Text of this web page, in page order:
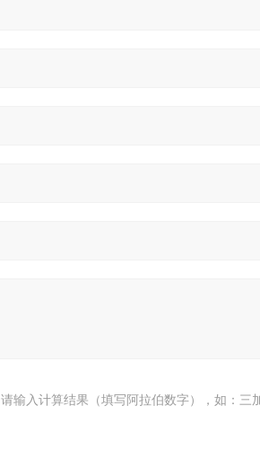
请输入计算结果（填写阿拉伯数字），如：三